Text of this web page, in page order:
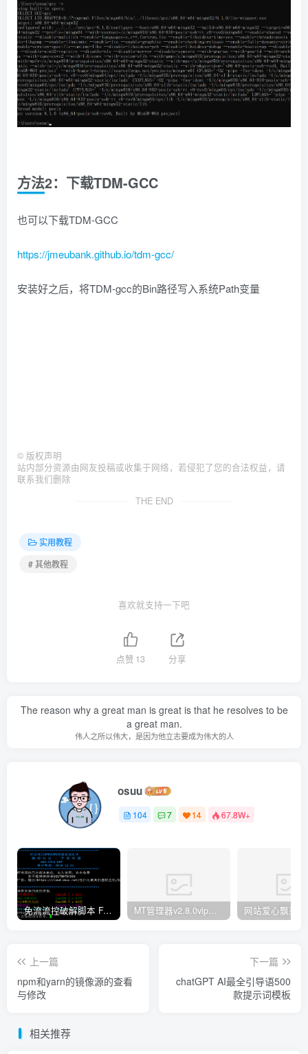
方法2：下载TDM-GCC
也可以下载TDM-GCC
https://jmeubank.github.io/tdm-gcc/
安装好之后，将TDM-gcc的Bin路径写入系统Path变量
© 版权声明
站内部分资源由网友投稿或收集于网络，若侵犯了您的合法权益，请
联系我们删除
THE END
实用教程
# 其他教程
喜欢就支持一下吧
点赞 13 分享
The reason why a great man is great is that he resolves to be
a great man.
伟人之所以伟大，是因为他立志要成为伟大的人
osuu
104 7 14 67.8W+
免流流控破解脚本 FAS 青云 快云 VPNS 博雅dalo最新集合 MT管理器v2.8.0vip破解版 网站爱心飘落
上一篇
npm和yarn的镜像源的查看
与修改
下一篇
chatGPT AI最全引导语500
款提示词模板
相关推荐